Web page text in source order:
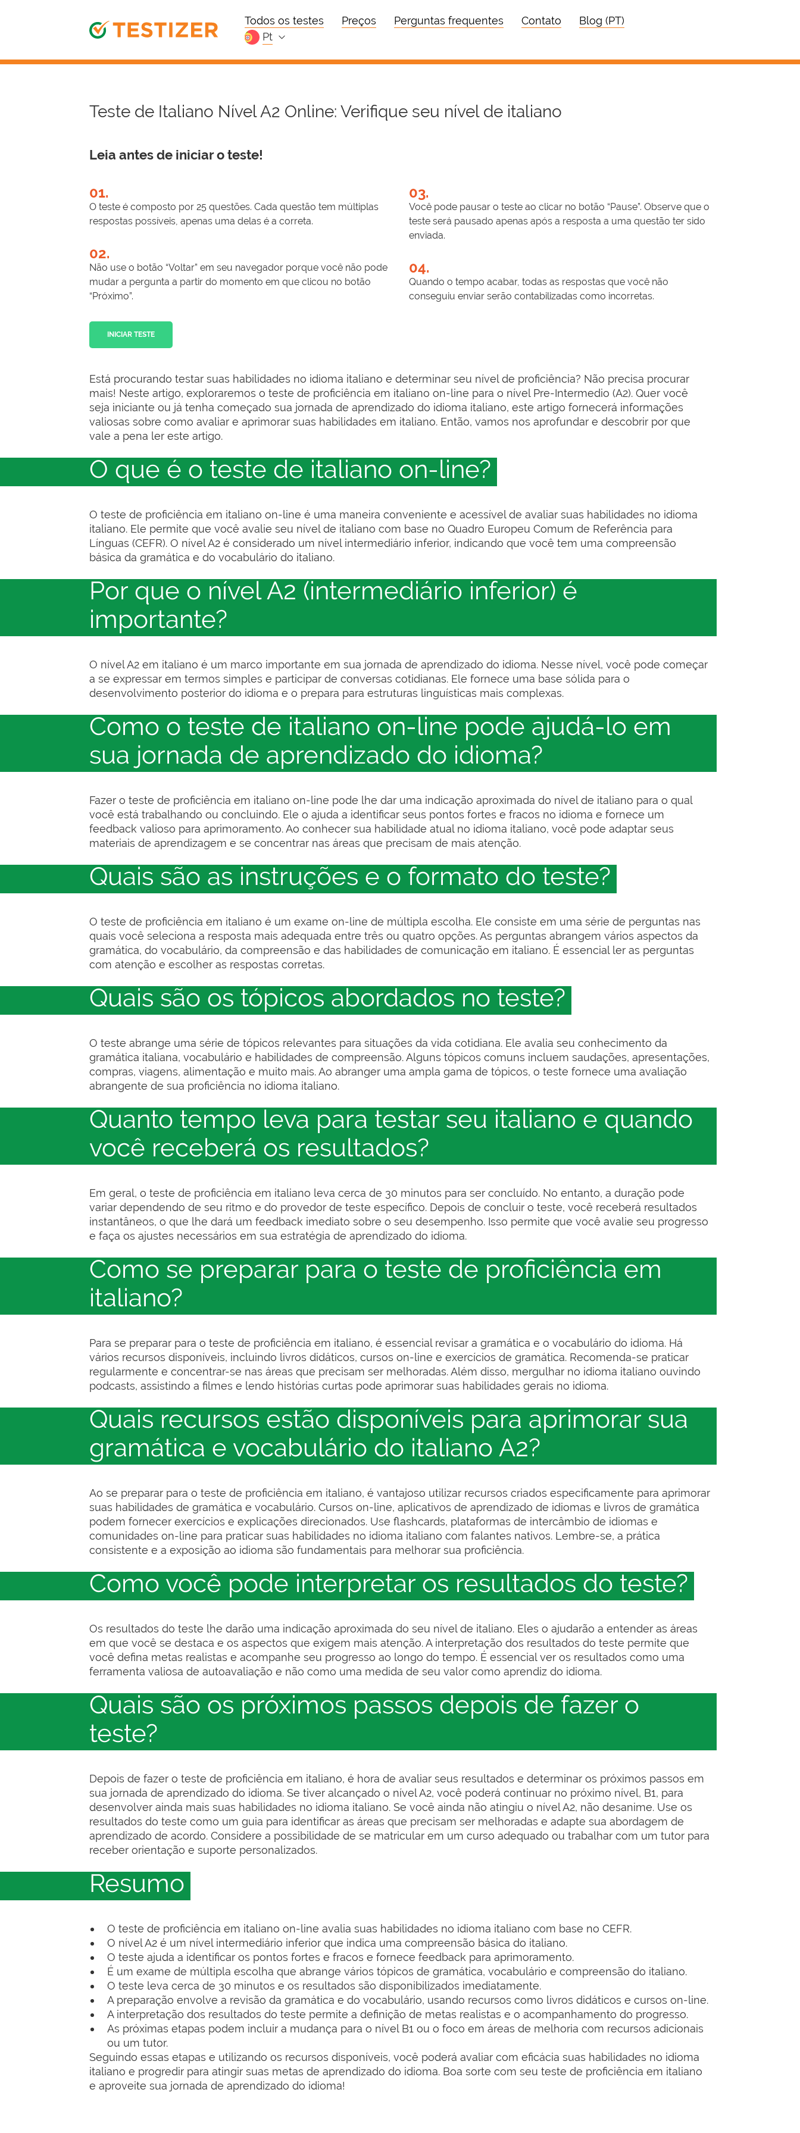
Todos os testes Preços Perguntas frequentes Contato
Blog (PT)
pt
Teste de Italiano Nível A2 Online: Verifique seu nível de italiano
Leia antes de iniciar o teste!
01.
O teste é composto por 25 questões. Cada questão tem múltiplas
respostas possíveis, apenas uma delas é a correta.
02.
Não use o botão “Voltar” em seu navegador porque você não pode
mudar a pergunta a partir do momento em que clicou no botão
“Próximo”.
03.
Você pode pausar o teste ao clicar no botão “Pause”. Observe que o
teste será pausado apenas após a resposta a uma questão ter sido
enviada.
04.
Quando o tempo acabar, todas as respostas que você não
conseguiu enviar serão contabilizadas como incorretas.
INICIAR TESTE
Está procurando testar suas habilidades no idioma italiano e determinar seu nível de proficiência? Não precisa procurar
mais! Neste artigo, exploraremos o teste de proficiência em italiano on-line para o nível Pre-Intermedio (A2). Quer você
seja iniciante ou já tenha começado sua jornada de aprendizado do idioma italiano, este artigo fornecerá informações
valiosas sobre como avaliar e aprimorar suas habilidades em italiano. Então, vamos nos aprofundar e descobrir por que
vale a pena ler este artigo.
O que é o teste de italiano on-line?
O teste de proficiência em italiano on-line é uma maneira conveniente e acessível de avaliar suas habilidades no idioma
italiano. Ele permite que você avalie seu nível de italiano com base no Quadro Europeu Comum de Referência para
Línguas (CEFR). O nível A2 é considerado um nível intermediário inferior, indicando que você tem uma compreensão
básica da gramática e do vocabulário do italiano.
Por que o nível A2 (intermediário inferior) é
importante?
O nível A2 em italiano é um marco importante em sua jornada de aprendizado do idioma. Nesse nível, você pode começar
a se expressar em termos simples e participar de conversas cotidianas. Ele fornece uma base sólida para o
desenvolvimento posterior do idioma e o prepara para estruturas linguísticas mais complexas.
Como o teste de italiano on-line pode ajudá-lo em
sua jornada de aprendizado do idioma?
Fazer o teste de proficiência em italiano on-line pode lhe dar uma indicação aproximada do nível de italiano para o qual
você está trabalhando ou concluindo. Ele o ajuda a identificar seus pontos fortes e fracos no idioma e fornece um
feedback valioso para aprimoramento. Ao conhecer sua habilidade atual no idioma italiano, você pode adaptar seus
materiais de aprendizagem e se concentrar nas áreas que precisam de mais atenção.
Quais são as instruções e o formato do teste?
O teste de proficiência em italiano é um exame on-line de múltipla escolha. Ele consiste em uma série de perguntas nas
quais você seleciona a resposta mais adequada entre três ou quatro opções. As perguntas abrangem vários aspectos da
gramática, do vocabulário, da compreensão e das habilidades de comunicação em italiano. É essencial ler as perguntas
com atenção e escolher as respostas corretas.
Quais são os tópicos abordados no teste?
O teste abrange uma série de tópicos relevantes para situações da vida cotidiana. Ele avalia seu conhecimento da
gramática italiana, vocabulário e habilidades de compreensão. Alguns tópicos comuns incluem saudações, apresentações,
compras, viagens, alimentação e muito mais. Ao abranger uma ampla gama de tópicos, o teste fornece uma avaliação
abrangente de sua proficiência no idioma italiano.
Quanto tempo leva para testar seu italiano e quando
você receberá os resultados?
Em geral, o teste de proficiência em italiano leva cerca de 30 minutos para ser concluído. No entanto, a duração pode
variar dependendo de seu ritmo e do provedor de teste específico. Depois de concluir o teste, você receberá resultados
instantâneos, o que lhe dará um feedback imediato sobre o seu desempenho. Isso permite que você avalie seu progresso
e faça os ajustes necessários em sua estratégia de aprendizado do idioma.
Como se preparar para o teste de proficiência em
italiano?
Para se preparar para o teste de proficiência em italiano, é essencial revisar a gramática e o vocabulário do idioma. Há
vários recursos disponíveis, incluindo livros didáticos, cursos on-line e exercícios de gramática. Recomenda-se praticar
regularmente e concentrar-se nas áreas que precisam ser melhoradas. Além disso, mergulhar no idioma italiano ouvindo
podcasts, assistindo a filmes e lendo histórias curtas pode aprimorar suas habilidades gerais no idioma.
Quais recursos estão disponíveis para aprimorar sua
gramática e vocabulário do italiano A2?
Ao se preparar para o teste de proficiência em italiano, é vantajoso utilizar recursos criados especificamente para aprimorar
suas habilidades de gramática e vocabulário. Cursos on-line, aplicativos de aprendizado de idiomas e livros de gramática
podem fornecer exercícios e explicações direcionados. Use flashcards, plataformas de intercâmbio de idiomas e
comunidades on-line para praticar suas habilidades no idioma italiano com falantes nativos. Lembre-se, a prática
consistente e a exposição ao idioma são fundamentais para melhorar sua proficiência.
Como você pode interpretar os resultados do teste?
Os resultados do teste lhe darão uma indicação aproximada do seu nível de italiano. Eles o ajudarão a entender as áreas
em que você se destaca e os aspectos que exigem mais atenção. A interpretação dos resultados do teste permite que
você defina metas realistas e acompanhe seu progresso ao longo do tempo. É essencial ver os resultados como uma
ferramenta valiosa de autoavaliação e não como uma medida de seu valor como aprendiz do idioma.
Quais são os próximos passos depois de fazer o
teste?
Depois de fazer o teste de proficiência em italiano, é hora de avaliar seus resultados e determinar os próximos passos em
sua jornada de aprendizado do idioma. Se tiver alcançado o nível A2, você poderá continuar no próximo nível, B1, para
desenvolver ainda mais suas habilidades no idioma italiano. Se você ainda não atingiu o nível A2, não desanime. Use os
resultados do teste como um guia para identificar as áreas que precisam ser melhoradas e adapte sua abordagem de
aprendizado de acordo. Considere a possibilidade de se matricular em um curso adequado ou trabalhar com um tutor para
receber orientação e suporte personalizados.
Resumo
O teste de proficiência em italiano on-line avalia suas habilidades no idioma italiano com base no CEFR.
O nível A2 é um nível intermediário inferior que indica uma compreensão básica do italiano.
O teste ajuda a identificar os pontos fortes e fracos e fornece feedback para aprimoramento.
É um exame de múltipla escolha que abrange vários tópicos de gramática, vocabulário e compreensão do italiano.
O teste leva cerca de 30 minutos e os resultados são disponibilizados imediatamente.
A preparação envolve a revisão da gramática e do vocabulário, usando recursos como livros didáticos e cursos on-line.
A interpretação dos resultados do teste permite a definição de metas realistas e o acompanhamento do progresso.
As próximas etapas podem incluir a mudança para o nível B1 ou o foco em áreas de melhoria com recursos adicionais
ou um tutor.
Seguindo essas etapas e utilizando os recursos disponíveis, você poderá avaliar com eficácia suas habilidades no idioma
italiano e progredir para atingir suas metas de aprendizado do idioma. Boa sorte com seu teste de proficiência em italiano
e aproveite sua jornada de aprendizado do idioma!